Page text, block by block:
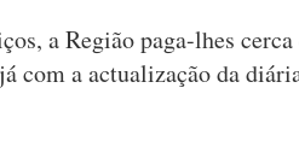
a Região paga-lhes
com a actualização da